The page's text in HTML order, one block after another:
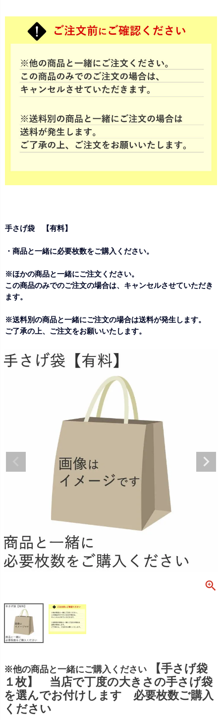
手さげ袋 【有料】
・商品と一緒に必要枚数をご購入ください。
※ほかの商品と一緒にご注文ください。
この商品のみでのご注文の場合は、キャンセルさせていただき
ます。
※送料別の商品と一緒にご注文の場合は送料が発生します。
ご了承の上、ご注文をお願いいたします。
※他の商品と一緒にご購入ください
【手さげ袋
１枚】 当店で丁度の大きさの手さげ袋
を選んでお付けします 必要枚数ご購入
ください